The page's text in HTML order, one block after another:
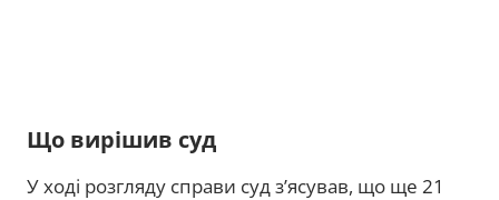
Що вирішив суд
У ході розгляду справи суд з’ясував, що ще 21